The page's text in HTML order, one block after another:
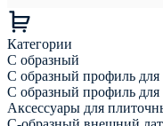
Категории
С образный
С образный профиль
С образный профиль
Аксессуары для